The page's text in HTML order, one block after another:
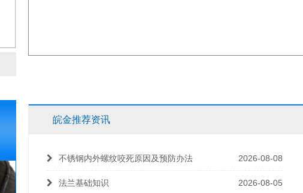
皖金推荐资讯
不锈钢内外螺纹咬死原因及预防办法 2026-08-08
法兰基础知识 2026-08-05